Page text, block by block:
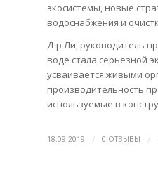
экосистемы, новые
водоснабжения и
Д-р Ли, руководитель
воде стала серьезной
усваивается живыми
производительность
используемые в
18.09.2019 / 0 ОТЗЫВЫ /